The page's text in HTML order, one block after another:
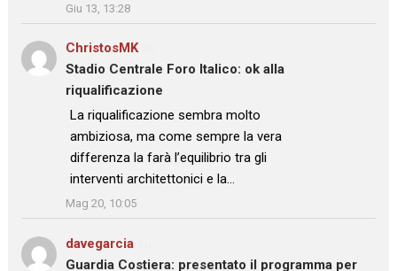
Giu 13, 13:28
ChristosMKsu
Stadio Centrale Foro Italico: ok alla
riqualificazione
: “La riqualificazione sembra molto
ambiziosa, ma come sempre la vera
differenza la farà l’equilibrio tra gli
interventi architettonici e la…
”
Mag 20, 10:05
davegarcia
Guardia Costiera: presentato il programma per